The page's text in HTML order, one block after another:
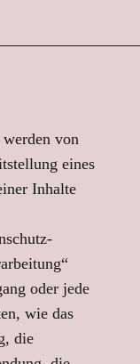
werden von
eines
Inhalte
oder jede
wie das
die